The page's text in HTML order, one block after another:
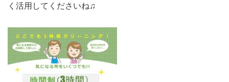
く活用してくださいね♫